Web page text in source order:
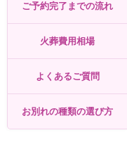
ご予約完了までの流れ
火葬費用相場
よくあるご質問
お別れの種類の選び方